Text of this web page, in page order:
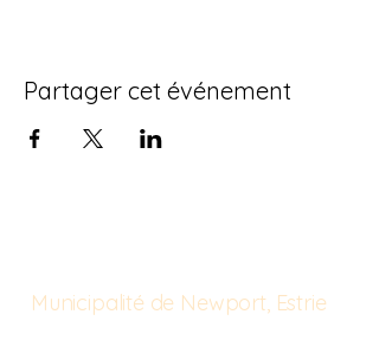
Partager cet événement
Municipalité de Newport, Estrie